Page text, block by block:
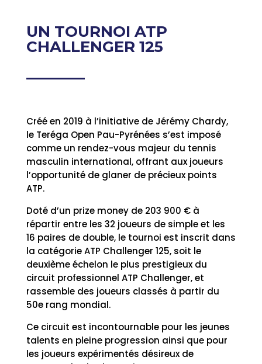
UN TOURNOI ATP
CHALLENGER 125
Créé en 2019 à l’initiative de Jérémy Chardy,
le Teréga Open Pau-Pyrénées s’est imposé
comme un rendez-vous majeur du tennis
masculin international, offrant aux joueurs
l’opportunité de glaner de précieux points
ATP.
Doté d’un prize money de 203 900 € à
répartir entre les 32 joueurs de simple et les
16 paires de double, le tournoi est inscrit dans
la catégorie ATP Challenger 125, soit le
deuxième échelon le plus prestigieux du
circuit professionnel ATP Challenger, et
rassemble des joueurs classés à partir du
50e rang mondial.
Ce circuit est incontournable pour les jeunes
talents en pleine progression ainsi que pour
les joueurs expérimentés désireux de